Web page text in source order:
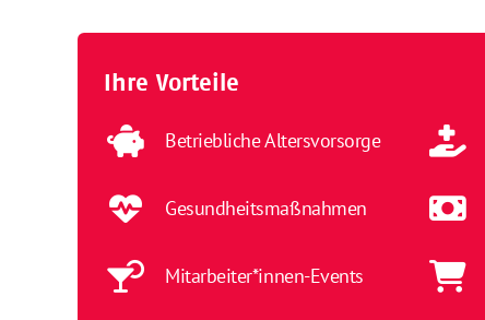
Ihre Vorteile
Betriebliche Altersvorsorge
Gesundheitsmaßnahmen
Mitarbeiter*innen-Events